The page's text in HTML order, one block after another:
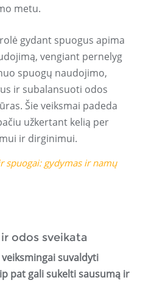
metu.
gydant spuogus apima
vengiant pernelyg
spuogų naudojimo,
ir subalansuoti odos
Šie veiksmai padeda
užkertant kelią per
ir dirginimui.
spuogai: gydymas ir namų
odos sveikata
suvaldyti
pat gali sukelti sausumą ir